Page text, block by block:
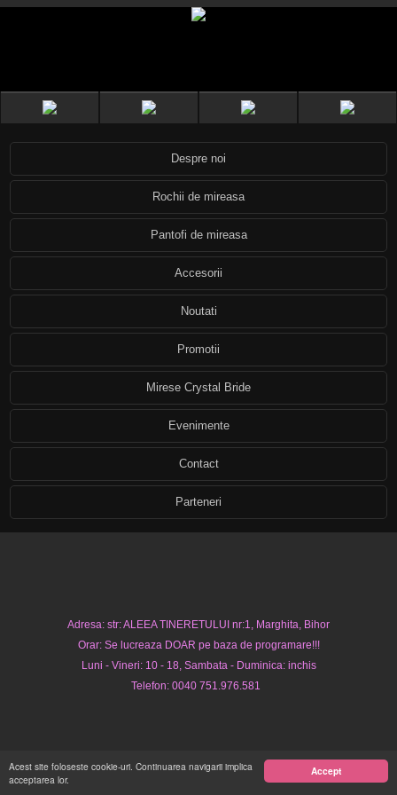
Accept
Acest site foloseste cookie-uri. Continuarea navigarii implica
acceptarea lor.
Despre noi
Rochii de mireasa
Pantofi de mireasa
Accesorii
Noutati
Promotii
Mirese Crystal Bride
Evenimente
Contact
Parteneri
Adresa: str: ALEEA TINERETULUI nr:1, Marghita, Bihor
Orar: Se lucreaza DOAR pe baza de programare!!!
Luni - Vineri: 10 - 18, Sambata - Duminica: inchis
Telefon: 0040 751.976.581